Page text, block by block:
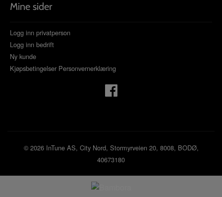
Mine sider
Logg inn privatperson
Logg inn bedrift
Ny kunde
Kjøpsbetingelser Personvernerklæring
© 2026 InTune AS, City Nord, Stormyrveien 20, 8008, BODØ,
40673180